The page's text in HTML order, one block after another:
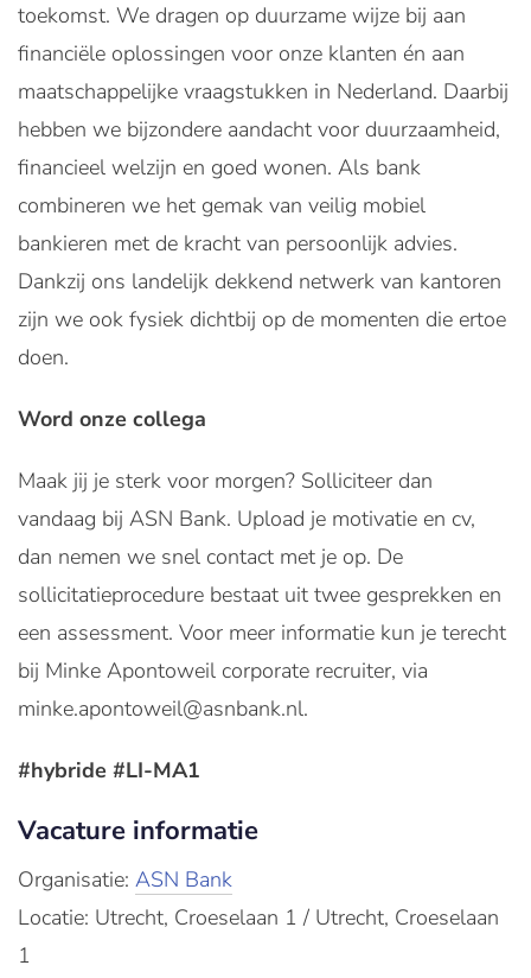
toekomst. We dragen op duurzame wijze bij aan
financiële oplossingen voor onze klanten én aan
maatschappelijke vraagstukken in Nederland. Daarbij
hebben we bijzondere aandacht voor duurzaamheid,
financieel welzijn en goed wonen. Als bank
combineren we het gemak van veilig mobiel
bankieren met de kracht van persoonlijk advies.
Dankzij ons landelijk dekkend netwerk van kantoren
zijn we ook fysiek dichtbij op de momenten die ertoe
doen.
Word onze collega
Maak jij je sterk voor morgen? Solliciteer dan
vandaag bij ASN Bank. Upload je motivatie en cv,
dan nemen we snel contact met je op. De
sollicitatieprocedure bestaat uit twee gesprekken en
een assessment. Voor meer informatie kun je terecht
bij Minke Apontoweil corporate recruiter, via
minke.apontoweil@asnbank.nl.
#hybride #LI-MA1
Vacature informatie
Organisatie: ASN Bank
Locatie: Utrecht, Croeselaan 1 / Utrecht, Croeselaan
1